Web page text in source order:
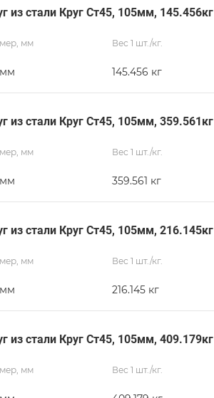
из стали Круг Ст45, 105мм, 145.456кг
мм Вес 1 шт./кг.
145.456 кг
из стали Круг Ст45, 105мм, 359.561кг
мм Вес 1 шт./кг.
359.561 кг
из стали Круг Ст45, 105мм, 216.145кг
мм Вес 1 шт./кг.
216.145 кг
из стали Круг Ст45, 105мм, 409.179кг
мм Вес 1 шт./кг.